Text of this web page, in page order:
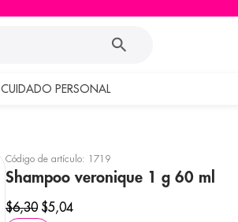
CUIDADO PERSONAL
Código de artículo: 1719
Shampoo veronique 1 g 60 ml
$6,30 $5,04